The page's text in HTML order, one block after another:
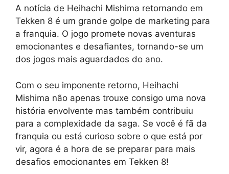
A notícia de Heihachi Mishima retornando em
Tekken 8 é um grande golpe de marketing para
a franquia. O jogo promete novas aventuras
emocionantes e desafiantes, tornando-se um
dos jogos mais aguardados do ano.
Com o seu imponente retorno, Heihachi
Mishima não apenas trouxe consigo uma nova
história envolvente mas também contribuiu
para a complexidade da saga. Se você é fã da
franquia ou está curioso sobre o que está por
vir, agora é a hora de se preparar para mais
desafios emocionantes em Tekken 8!